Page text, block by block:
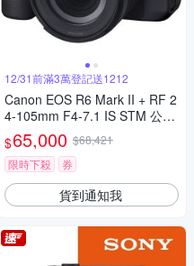
12/31前滿3萬登記送1212
Canon EOS R6 Mark II + RF 2
4-105mm F4-7.1 IS STM 公司
貨
$65,000 $68,421
限時下殺
券
貨到通知我